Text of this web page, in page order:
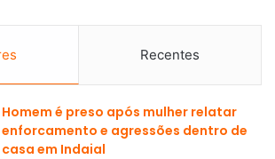
Recentes
Homem é preso após mulher relatar
enforcamento e agressões dentro de
casa em Indaial